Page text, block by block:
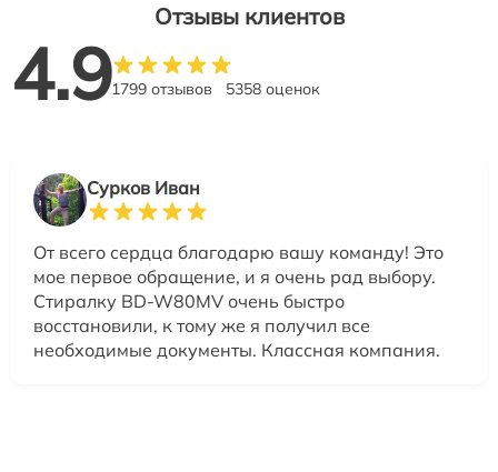
Отзывы клиентов
4.91799 отзывов 5358 оценок
Сурков Иван
От всего сердца благодарю вашу команду! Это
мое первое обращение, и я очень рад выбору.
Стиралку BD-W80MV очень быстро
восстановили, к тому же я получил все
необходимые документы. Классная компания.